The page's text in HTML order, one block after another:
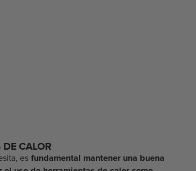
DE CALOR
es fundamental mantener una buena